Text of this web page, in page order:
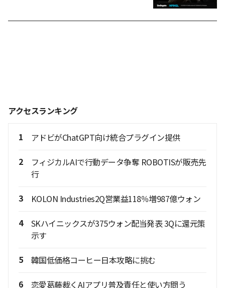
アクセスランキング
1 アドビがChatGPT向け統合プラグイン提供
2
フィジカルAIで行動データ争奪 ROBOTISが販売先
行
3 KOLON Industries2Q営業益118％増987億ウォン
4
SKハイニックスが375ウォン配当発表 3Qに還元策
示す
5 韓国低価格コーヒー日本攻略に挑む
6 恋愛葛藤裁くAIアプリ普及責任と使い方問う